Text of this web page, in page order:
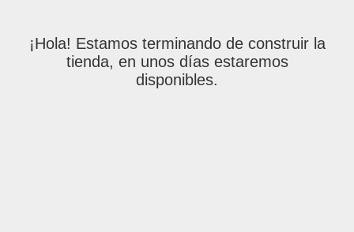
¡Hola! Estamos terminando de construir la
tienda, en unos días estaremos
disponibles.